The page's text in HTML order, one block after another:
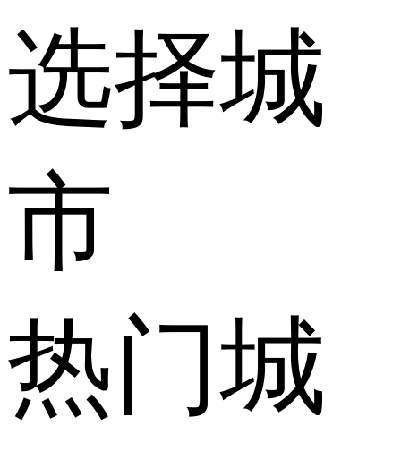
选择城
市
热门城